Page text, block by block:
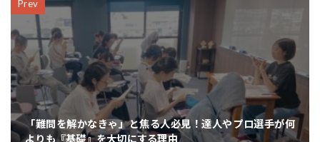
Prev
「難問を解かなきゃ」と焦る人必見！達人やプロ選手が何
よりも『基礎』を大切にする理由